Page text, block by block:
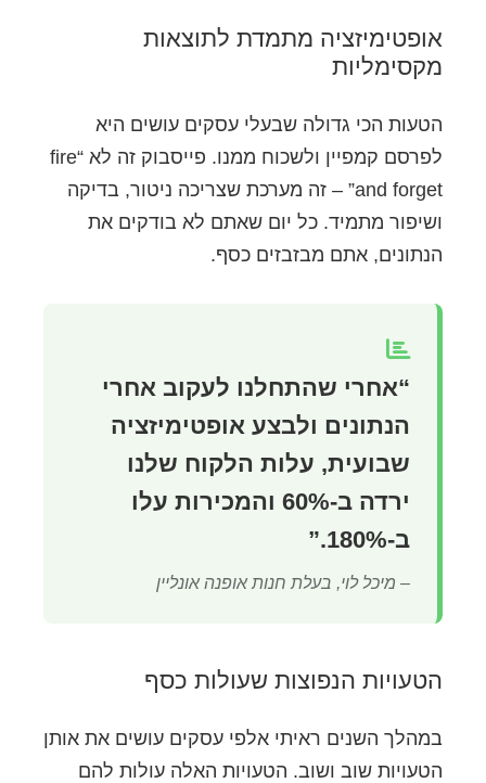
אופטימיזציה מתמדת לתוצאות
מקסימליות
הטעות הכי גדולה שבעלי עסקים עושים היא
לפרסם קמפיין ולשכוח ממנו. פייסבוק זה לא “fire
and forget” – זה מערכת שצריכה ניטור, בדיקה
ושיפור מתמיד. כל יום שאתם לא בודקים את
הנתונים, אתם מבזבזים כסף.
“אחרי שהתחלנו לעקוב אחרי
הנתונים ולבצע אופטימיזציה
שבועית, עלות הלקוח שלנו
ירדה ב-60% והמכירות עלו
ב-180%.”
– מיכל לוי, בעלת חנות אופנה אונליין
הטעויות הנפוצות שעולות כסף
במהלך השנים ראיתי אלפי עסקים עושים את אותן
הטעויות שוב ושוב. הטעויות האלה עולות להם